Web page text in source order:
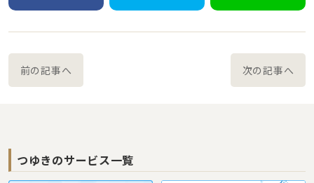
前の記事へ 次の記事へ
つゆきのサービス一覧